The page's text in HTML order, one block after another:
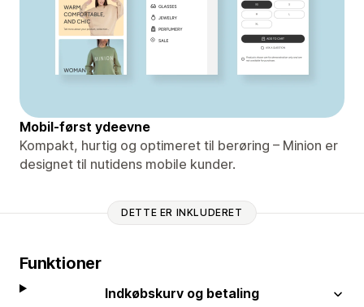
Mobil-først ydeevne
Kompakt, hurtig og optimeret til berøring – Minion er
designet til nutidens mobile kunder.
DETTE ER INKLUDERET
Funktioner
Indkøbskurv og betaling